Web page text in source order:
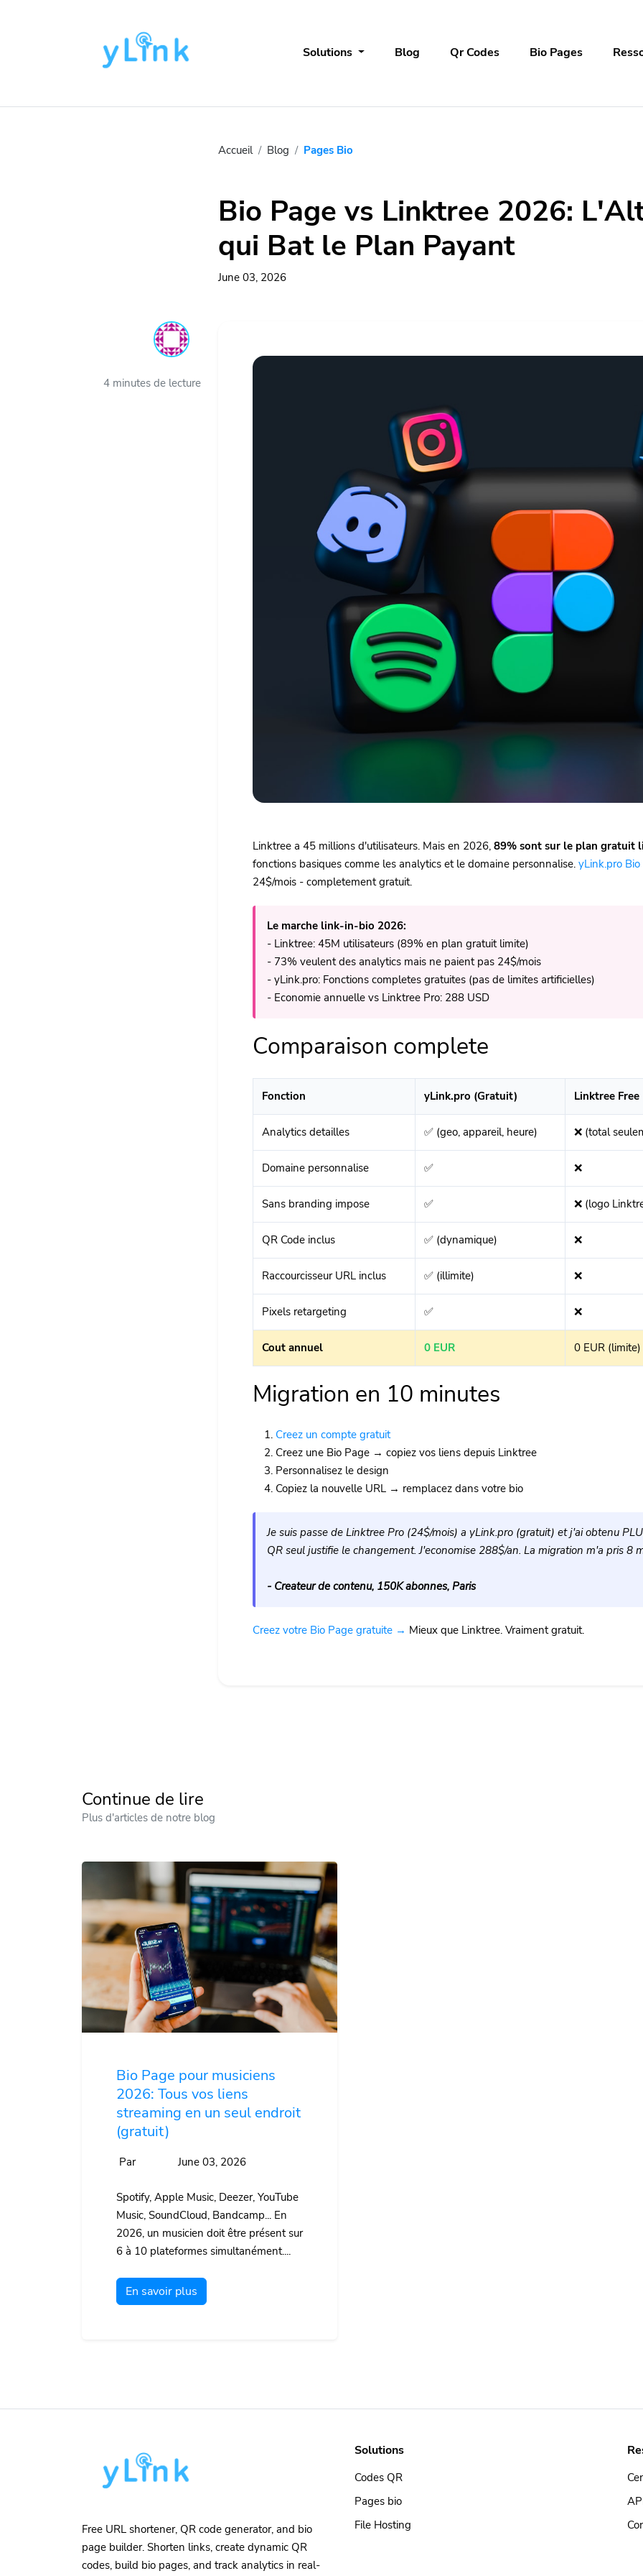
Solutions Blog Qr Codes Bio Pages
Accueil Blog Pages Bio
Bio Page vs Linktree 2026:
qui Bat le Plan Payant
June 03, 2026
4 minutes de lecture
Linktree a 45 millions d'utilisateurs. Mais en 2026, 89% sont sur le plan gratuit
fonctions basiques comme les analytics et le domaine personnalise. yLink.pro Bio
24$/mois - completement gratuit.
Le marche link-in-bio 2026:
- Linktree: 45M utilisateurs (89% en plan gratuit limite)
- 73% veulent des analytics mais ne paient pas 24$/mois
- yLink.pro: Fonctions completes gratuites (pas de limites artificielles)
- Economie annuelle vs Linktree Pro: 288 USD
Comparaison complete
Fonction yLink.pro (Gratuit) Linktree Free
Analytics detailles ✅ (geo, appareil, heure) ❌ (total
Domaine personnalise ✅ ❌
Sans branding impose ✅ ❌ (logo
QR Code inclus ✅ (dynamique) ❌
Raccourcisseur URL inclus ✅ (illimite) ❌
Pixels retargeting ✅ ❌
Cout annuel 0 EUR 0 EUR (limite)
Migration en 10 minutes
Creez un compte gratuit
Creez une Bio Page → copiez vos liens depuis Linktree
Personnalisez le design
Copiez la nouvelle URL → remplacez dans votre bio
Je suis passe de Linktree Pro (24$/mois) a yLink.pro (gratuit) et j'ai obtenu
QR seul justifie le changement. J'economise 288$/an. La migration m'a pris 8
- Createur de contenu, 150K abonnes, Paris
Creez votre Bio Page gratuite → Mieux que Linktree. Vraiment gratuit.
Continue de lire
Plus d'articles de notre blog
Bio Page pour musiciens
2026: Tous vos liens
streaming en un seul endroit
(gratuit)
Par June 03, 2026
Spotify, Apple Music, Deezer, YouTube
Music, SoundCloud, Bandcamp... En
2026, un musicien doit être présent sur
6 à 10 plateformes simultanément....
En savoir plus
Free URL shortener, QR code generator, and bio
page builder. Shorten links, create dynamic QR
codes, build bio pages, and track analytics in real-
Solutions
Codes QR
Pages bio
File Hosting